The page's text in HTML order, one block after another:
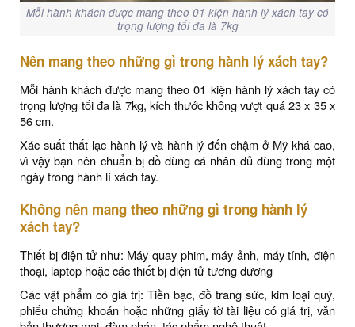
Mỗi hành khách được mang theo 01 kiện hành lý xách tay có
trọng lượng tối đa là 7kg
Nên mang theo những gì trong hành lý xách tay?
Mỗi hành khách được mang theo 01 kiện hành lý xách tay có
trọng lượng tối đa là 7kg, kích thước không vượt quá 23 x 35 x
56 cm.
Xác suất thất lạc hành lý và hành lý đến chậm ở Mỹ khá cao,
vì vậy bạn nên chuẩn bị đồ dùng cá nhân đủ dùng trong một
ngày trong hành lí xách tay.
Không nên mang theo những gì trong hành lý
xách tay?
Thiết bị điện tử như: Máy quay phim, máy ảnh, máy tính, điện
thoại, laptop hoặc các thiết bị điện tử tương đương
Các vật phẩm có giá trị: Tiền bạc, đồ trang sức, kim loại quý,
phiếu chứng khoán hoặc những giấy tờ tài liệu có giá trị, văn